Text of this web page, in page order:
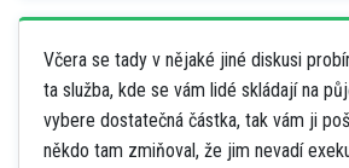
Včera se tady v nějaké jiné diskusi
ta služba, kde se vám lidé skládají na
vybere dostatečná částka, tak vám ji
někdo tam zmiňoval, že jim nevadí